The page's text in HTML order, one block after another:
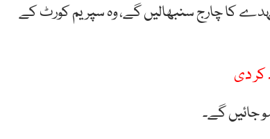
جسٹس عمر عطاء بندیال 2 فروری کو عہدے کا چارج سنبھالیں گے، وہ سپریم کورٹ کے
دی